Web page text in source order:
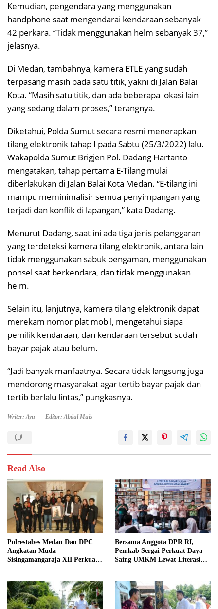
Kemudian, pengendara yang menggunakan
handphone saat mengendarai kendaraan sebanyak
42 perkara. “Tidak menggunakan helm sebanyak 37,”
jelasnya.
Di Medan, tambahnya, kamera ETLE yang sudah
terpasang masih pada satu titik, yakni di Jalan Balai
Kota. “Masih satu titik, dan ada beberapa lokasi lain
yang sedang dalam proses,” terangnya.
Diketahui, Polda Sumut secara resmi menerapkan
tilang elektronik tahap I pada Sabtu (25/3/2022) lalu.
Wakapolda Sumut Brigjen Pol. Dadang Hartanto
mengatakan, tahap pertama E-Tilang mulai
diberlakukan di Jalan Balai Kota Medan. “E-tilang ini
mampu meminimalisir semua penyimpangan yang
terjadi dan konflik di lapangan,” kata Dadang.
Menurut Dadang, saat ini ada tiga jenis pelanggaran
yang terdeteksi kamera tilang elektronik, antara lain
tidak menggunakan sabuk pengaman, menggunakan
ponsel saat berkendara, dan tidak menggunakan
helm.
Selain itu, lanjutnya, kamera tilang elektronik dapat
merekam nomor plat mobil, mengetahui siapa
pemilik kendaraan, dan kendaraan tersebut sudah
bayar pajak atau belum.
“Jadi banyak manfaatnya. Secara tidak langsung juga
mendorong masyarakat agar tertib bayar pajak dan
tertib berlalu lintas,” pungkasnya.
Writer: Ayu Editor: Abdul Muis
Read Also
Polrestabes Medan Dan DPC
Angkatan Muda
Sisingamangaraja XII Perkuat
Bersama Anggota DPR RI,
Pemkab Sergai Perkuat Daya
Saing UMKM Lewat Literasi